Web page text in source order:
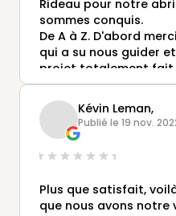
à Z.
Les équipes de
réactives et
organiser les
grand merci à elles.
Le résultat final est
s'adapte parfaitement
départ et le résultat
espérances grâce à
Si vous hésitez
Rideau pour notre
sommes conquis.
De A à Z. D'abord
qui a su nous guider
projet totalement fait
chantier, a été
pose.
Merci au Metreur qui
professionnel.
Merci également a
sont irréprochables.
Nous ne regrettons
n'avons absolument
Kévin Leman,
Publié le 19 nov.
Plus que satisfait,
que nous avons notre